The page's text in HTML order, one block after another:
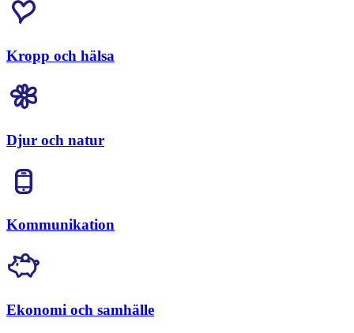
Kropp och hälsa
Djur och natur
Kommunikation
Ekonomi och samhälle